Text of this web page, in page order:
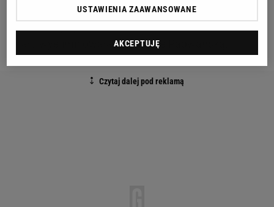
jednej szansy na przełamanie swojego serwisu.
finału wyeliminowała Agnieszkę Radwańską.
USTAWIENIA ZAAWANSOWANE
AKCEPTUJĘ